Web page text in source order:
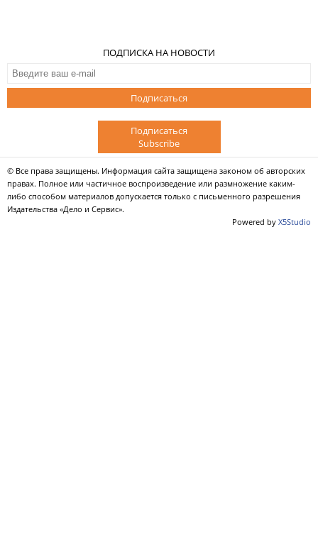
ПОДПИСКА НА НОВОСТИ
Подписаться
Подписаться
Subscribe
© Все права защищены. Информация сайта защищена законом об авторских
правах. Полное или частичное воспроизведение или размножение каким-
либо способом материалов допускается только с письменного разрешения
Издательства «Дело и Сервис».
Powered by X5Studio